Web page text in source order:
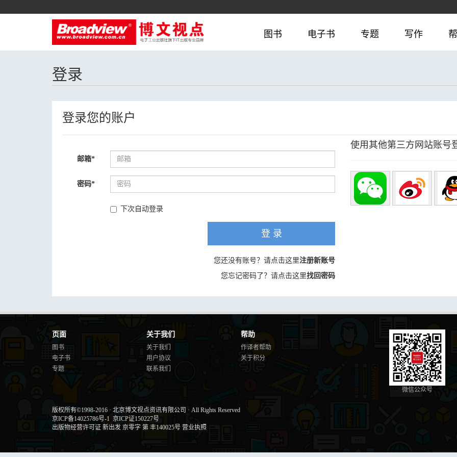
图书 电子书 专题 写作
登录
登录您的账户
邮箱*
密码*
下次自动登录
登 录
您还没有账号？请点击这里注册新账号
您忘记密码了？请点击这里找回密码
使用其他第三方网站账号
页面
图书
电子书
专题
关于我们
关于我们
用户协议
联系我们
帮助
作译者帮助
关于积分
微信公众号
版权所有©1998-2016 · 北京博文视点资讯有限公司 · All Rights Reserved
京ICP备14025786号-1 京ICP证150227号
出版物经营许可证 新出发 京零字 第 丰140025号 营业执照